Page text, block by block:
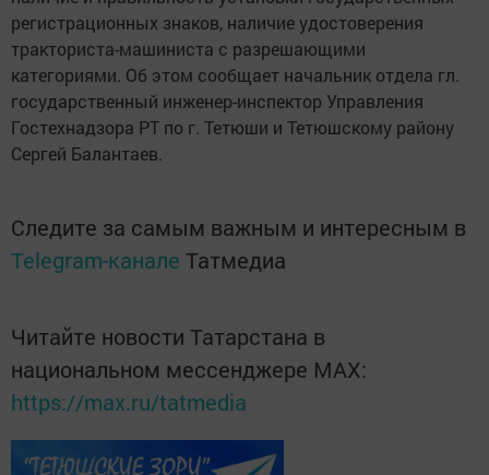
регистрационных знаков, наличие удостоверения
тракториста-машиниста с разрешающими
категориями. Об этом сообщает начальник отдела гл.
государственный инженер-инспектор Управления
Гостехнадзора РТ по г. Тетюши и Тетюшскому району
Сергей Балантаев.
Следите за самым важным и интересным в
Telegram-канале Татмедиа
Читайте новости Татарстана в
национальном мессенджере MАХ:
https://max.ru/tatmedia